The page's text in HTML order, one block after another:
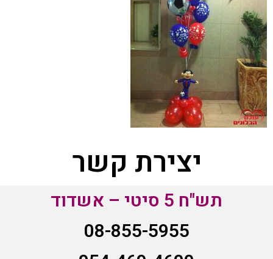
יצירת קשר
תש"ח 5 סיטי – אשדוד
08-855-5955